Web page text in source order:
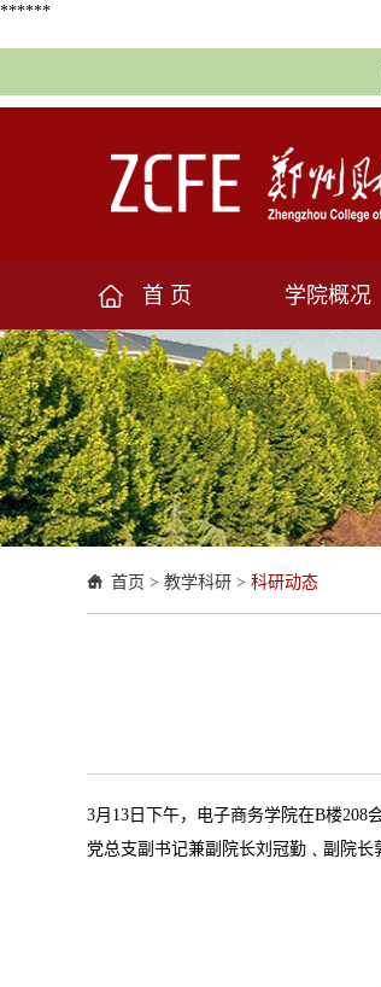
******
首 页 学院概况
首页 > 教学科研 > 科研动态
3月13日下午，电子商务学院在B楼208
党总支副书记兼副院长刘冠勤 ﹑ 副院长